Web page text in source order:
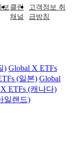
보 클린
채널
고객정보 취
급방침
) Global X ETFs
(일본) Global
ETFs (캐나다)
일랜드)